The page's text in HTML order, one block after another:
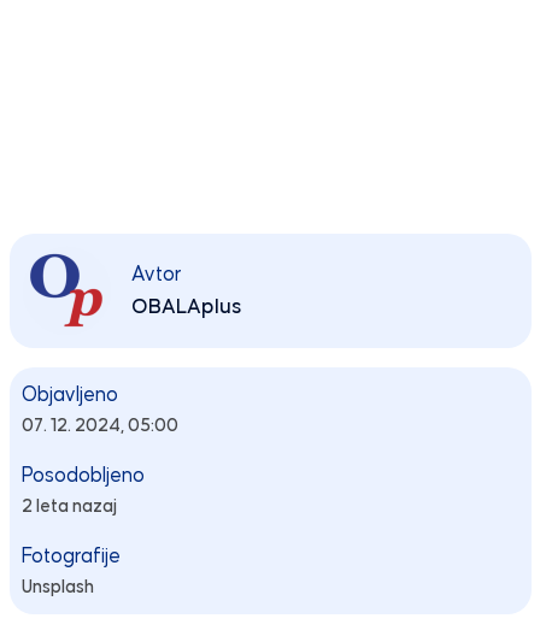
Avtor
OBALAplus
Objavljeno
07. 12. 2024, 05:00
Posodobljeno
2 leta nazaj
Fotografije
Unsplash